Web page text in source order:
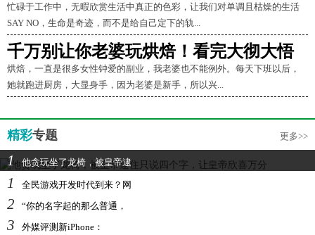
忙碌于工作中，无暇欣赏生活中真正的色彩，让我们对单调且枯燥的生活
SAY NO，生命是奇迹，而不是给自己定下的轨...
千万别让你老婆玩烘焙！看完大彻大悟
烘焙，一直是很多女性钟爱的副业，我老婆也不能例外。每天下班以后，
她就跑进厨房，大显身手，因为老婆是新手，所以兴...
精彩专题 更多>>
1 他贪玩坐了龙椅，被皇帝逮
1 全民游戏开发时代到来？网
2 “你的名字起的那么普通，
3 外媒评测新iPhone：